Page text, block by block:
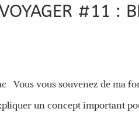
#11 :
Vous vous souvenez de ma
un concept important